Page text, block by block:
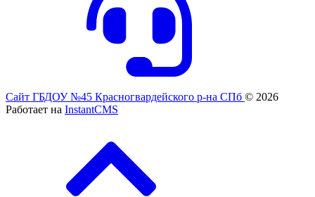
Сайт ГБДОУ №45 Красногвардейского р-на СПб © 2026
Работает на InstantCMS